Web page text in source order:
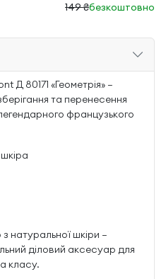
149 ₴безкоштовно
Д 80171 «Геометрія» —
та перенесення
французького
натуральної шкіри —
діловий аксесуар для
класу.